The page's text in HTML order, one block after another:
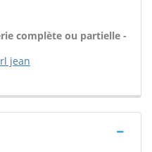
complète ou partielle -
jean